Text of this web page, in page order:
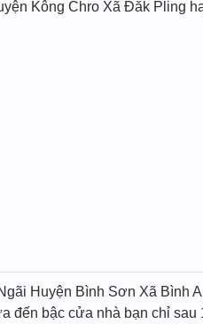
Kông Chro Xã Đăk Pling
Huyện Bình Sơn Xã Bình
đến bậc cửa nhà bạn chỉ sau